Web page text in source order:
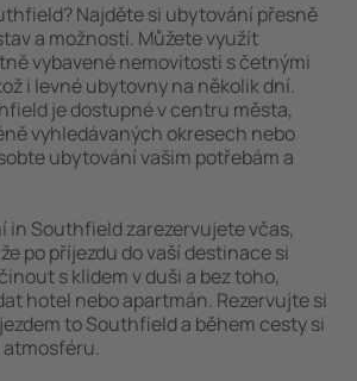
Najděte si ubytování přesně
a možností. Můžete využít
vybavené nemovitosti s četnými
i levné ubytovny na několik dní.
je dostupné v centru města,
vyhledávaných okresech nebo
ubytování vašim potřebám a
in Southfield zarezervujete včas,
po příjezdu do vaší destinace si
s klidem v duši a bez toho,
hotel nebo apartmán. Rezervujte si
to Southfield a během cesty si